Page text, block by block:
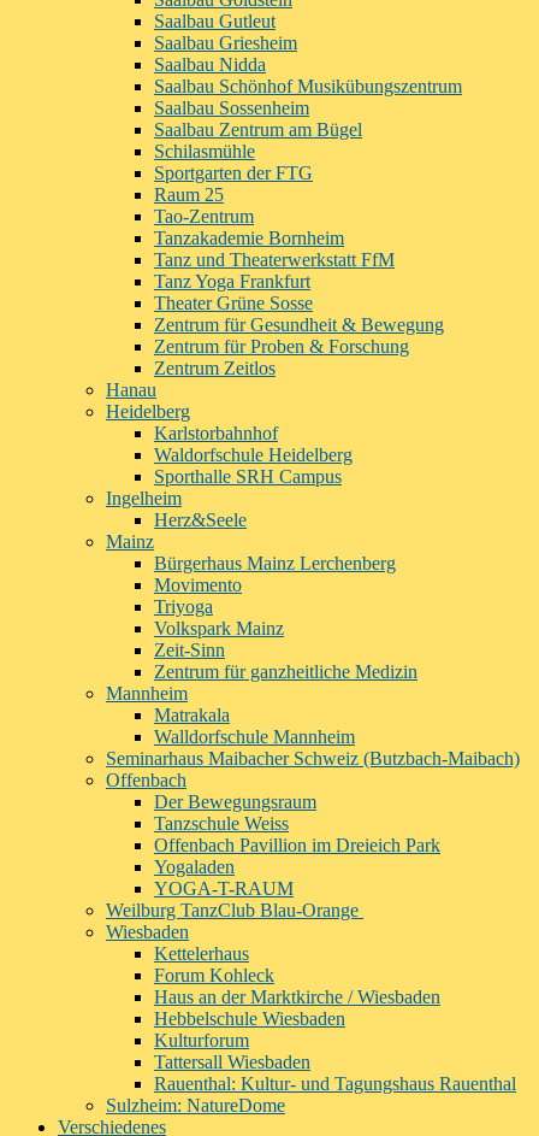
Saalbau Gutleut
Saalbau Griesheim
Saalbau Nidda
Saalbau Schönhof Musikübungszentrum
Saalbau Sossenheim
Saalbau Zentrum am Bügel
Schilasmühle
Sportgarten der FTG
Raum 25
Tao-Zentrum
Tanzakademie Bornheim
Tanz und Theaterwerkstatt FfM
Tanz Yoga Frankfurt
Theater Grüne Sosse
Zentrum für Gesundheit & Bewegung
Zentrum für Proben & Forschung
Zentrum Zeitlos
Hanau
Heidelberg
Karlstorbahnhof
Waldorfschule Heidelberg
Sporthalle SRH Campus
Ingelheim
Herz&Seele
Mainz
Bürgerhaus Mainz Lerchenberg
Movimento
Triyoga
Volkspark Mainz
Zeit-Sinn
Zentrum für ganzheitliche Medizin
Mannheim
Matrakala
Walldorfschule Mannheim
Seminarhaus Maibacher Schweiz (Butzbach-Maibach)
Offenbach
Der Bewegungsraum
Tanzschule Weiss
Offenbach Pavillion im Dreieich Park
Yogaladen
YOGA-T-RAUM
Weilburg TanzClub Blau-Orange
Wiesbaden
Kettelerhaus
Forum Kohleck
Haus an der Marktkirche / Wiesbaden
Hebbelschule Wiesbaden
Kulturforum
Tattersall Wiesbaden
Rauenthal: Kultur- und Tagungshaus Rauenthal
Sulzheim: NatureDome
Verschiedenes